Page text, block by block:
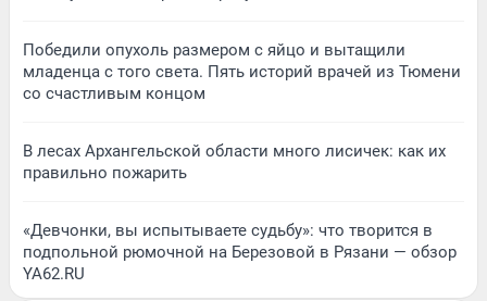
Победили опухоль размером с яйцо и вытащили
младенца с того света. Пять историй врачей из Тюмени
со счастливым концом
В лесах Архангельской области много лисичек: как их
правильно пожарить
«Девчонки, вы испытываете судьбу»: что творится в
подпольной рюмочной на Березовой в Рязани — обзор
YA62.RU